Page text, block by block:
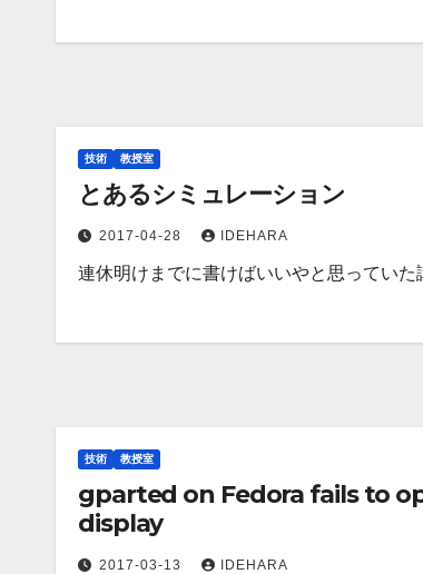
技術 教授室
とあるシミュレーション
2017-04-28 IDEHARA
連休明けまでに書けばいいやと思ってい
技術 教授室
gparted on Fedora fails to
display
2017-03-13 IDEHARA